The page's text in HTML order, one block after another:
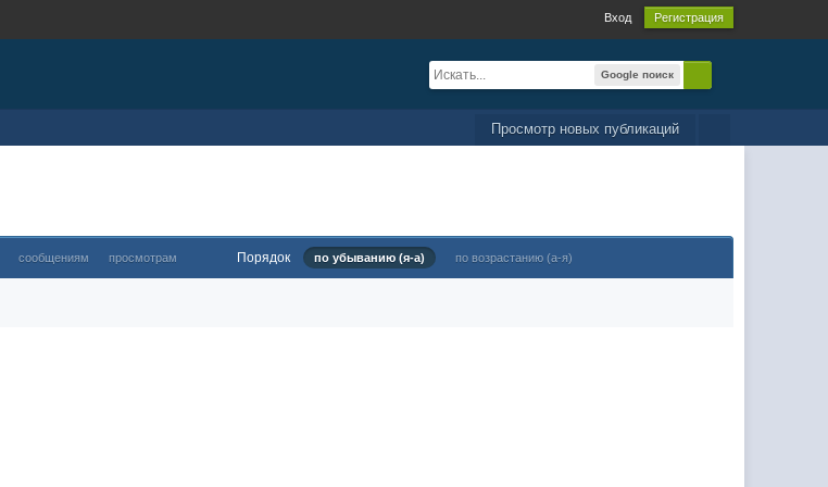
Вход Регистрация
Google поиск
Просмотр новых публикаций
сообщениям просмотрам Порядок по убыванию (я-а) по возрастанию (а-я)